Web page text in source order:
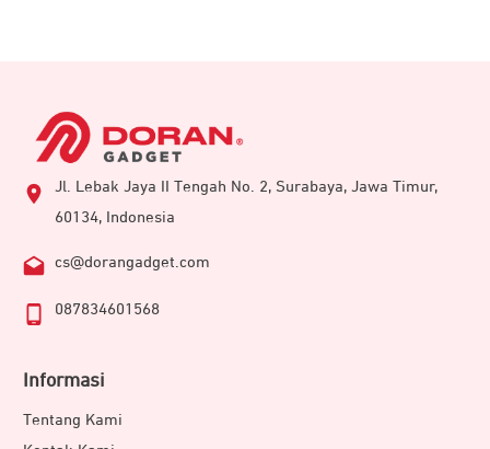
Jl. Lebak Jaya II Tengah No. 2, Surabaya, Jawa Timur,
60134, Indonesia
cs@dorangadget.com
087834601568
Informasi
Tentang Kami